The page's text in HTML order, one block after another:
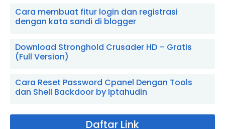
Cara membuat fitur login dan registrasi
dengan kata sandi di blogger
Download Stronghold Crusader HD – Gratis
(Full Version)
Cara Reset Password Cpanel Dengan Tools
dan Shell Backdoor by Iptahudin
Daftar Link